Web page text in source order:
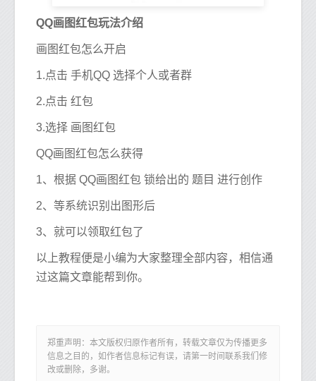
QQ画图红包玩法介绍
画图红包怎么开启
1.点击 手机QQ 选择个人或者群
2.点击 红包
3.选择 画图红包
QQ画图红包怎么获得
1、根据 QQ画图红包 锁给出的 题目 进行创作
2、等系统识别出图形后
3、就可以领取红包了
以上教程便是小编为大家整理全部内容，相信通
过这篇文章能帮到你。
郑重声明：本文版权归原作者所有，转载文章仅为传播更多
信息之目的，如作者信息标记有误，请第一时间联系我们修
改或删除，多谢。